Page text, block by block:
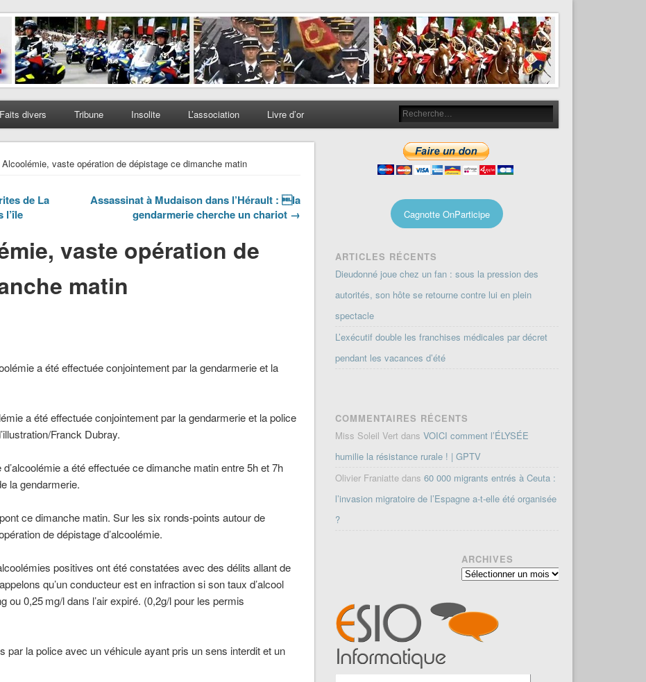
Faits divers Tribune Insolite L’association Livre d’or
Alcoolémie, vaste opération de dépistage ce dimanche matin
de La
l’île
Assassinat à Mudaison dans l’Hérault : la
gendarmerie cherche un chariot →
vaste opération de
matin
a été effectuée conjointement par la gendarmerie et la police
Franck Dubray.
a été effectuée ce dimanche matin entre 5h et 7h
la gendarmerie.
ce dimanche matin. Sur les six ronds-points autour de
de dépistage d’alcoolémie.
positives ont été constatées avec des délits allant de
qu’un conducteur est en infraction si son taux d’alcool
ou 0,25 mg/l dans l’air expiré. (0,2g/l pour les permis
par la police avec un véhicule ayant pris un sens interdit et un
Cagnotte OnParticipe
ARTICLES RÉCENTS
Dieudonné joue chez un fan : sous la pression des
autorités, son hôte se retourne contre lui en plein
spectacle
L’exécutif double les franchises médicales par décret
pendant les vacances d’été
COMMENTAIRES RÉCENTS
Miss Soleil Vert dansVOICI comment l’ÉLYSÉE
humilie la résistance rurale ! | GPTV
Olivier Franiatte dans60 000 migrants entrés à Ceuta :
l’invasion migratoire de l’Espagne a-t-elle été organisée
?
ARCHIVES
Archives